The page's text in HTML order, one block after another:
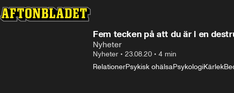
Fem tecken på att du är i en
Nyheter
Nyheter • 23.08.20 • 4 min
RelationerPsykisk ohälsaPsykologiKärlek